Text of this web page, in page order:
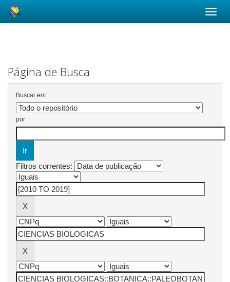
Página de Busca
Buscar em:
por
Filtros correntes: